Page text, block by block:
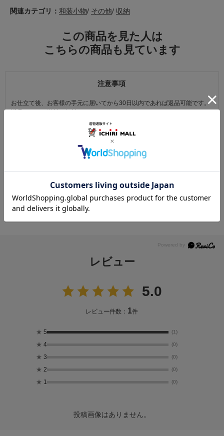
関連カテゴリ： 和装小物/ その他/ 収納
この商品を見た人は
こちらの商品も見ています
注意事項
お仕立て後、お客様の手元に届いてから30日以内であれば返品可能です。
ただし次に該当するものは返品をお受けできません。
・商品到着後31日以上経過した商品
・お客様の元で、傷または破損が生じた商品
・1点あたり20万円以上の商品でお客様の寸法にお仕立て済みの場合
・天災・事故などによる交通渋滞や物量増加、異常気象やその他諸事情に
（※上記理由によりご指定の時間帯にお届けができない場合、配送業者か
らお客様へのご連絡はおこなっておりません。）
レビュー
5.0
レビュー件数： 1件
★ 5 (1)
★ 4 (0)
★ 3 (0)
★ 2 (0)
★ 1 (0)
投稿画像はありません。